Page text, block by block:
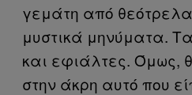
γεμάτη από
μυστικά μηνύματα.
και εφιάλτες. Όμως,
στην άκρη αυτό που